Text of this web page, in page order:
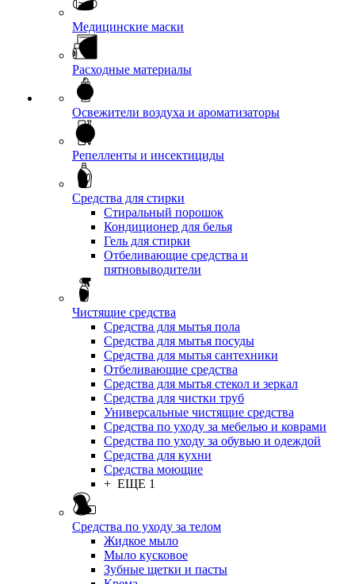
Медицинские маски
Расходные материалы
Освежители воздуха и ароматизаторы
Репелленты и инсектициды
Средства для стирки
Стиральный порошок
Кондиционер для белья
Гель для стирки
Отбеливающие средства и
пятновыводители
Чистящие средства
Средства для мытья пола
Средства для мытья посуды
Средства для мытья сантехники
Отбеливающие средства
Средства для мытья стекол и зеркал
Средства для чистки труб
Универсальные чистящие средства
Средства по уходу за мебелью и коврами
Средства по уходу за обувью и одеждой
Средства для кухни
Средства моющие
+ ЕЩЕ 1
Средства по уходу за телом
Жидкое мыло
Мыло кусковое
Зубные щетки и пасты